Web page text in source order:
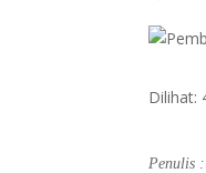
Dilihat:
Penulis